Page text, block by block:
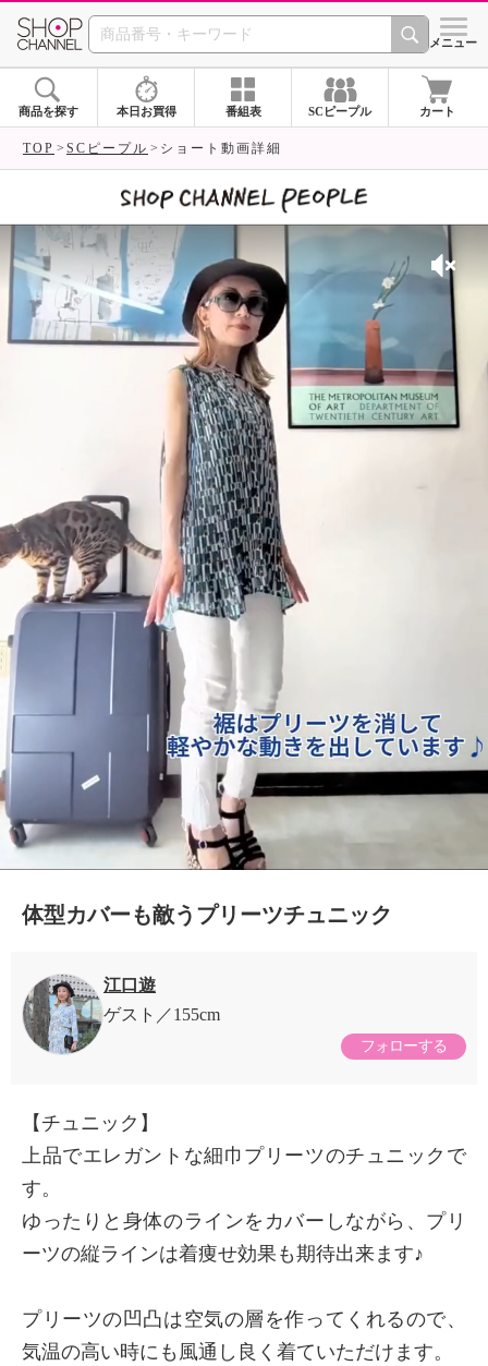
SHOP CHANNEL シメニュー
商品を探す 本日お買得 番組表 SCピープル カート
TOP SCピープル ショート動画詳細
体型カバーも敵うプリーツチュニック
江口遊
ゲスト
155cm
フォローする
【チュニック】
上品でエレガントな細巾プリーツのチュニックで
す。
ゆったりと身体のラインをカバーしながら、プリ
ーツの縦ラインは着痩せ効果も期待出来ます♪
プリーツの凹凸は空気の層を作ってくれるので、
気温の高い時にも風通し良く着ていただけます。